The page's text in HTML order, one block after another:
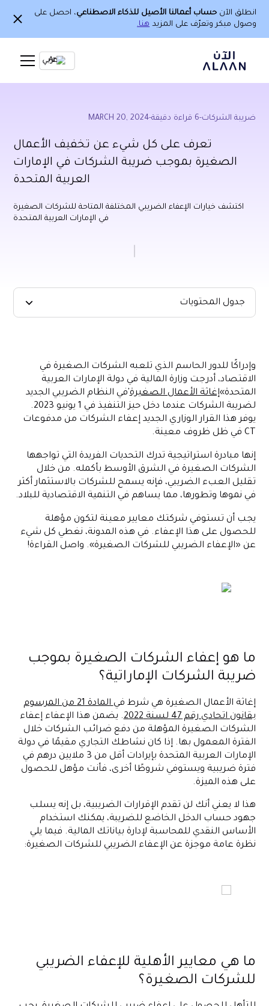
انطلق الآن حساب أعمالنا الأصيل للذكاء الاصطناعي، احصل على
وصول مبكر وتعرّف على المزيد هنا.
Ar
ضريبة الشركات-
6 قراءة دقيقة-
MARCH 20, 2024
تعرف على كل شيء عن تخفيف الأعمال
الصغيرة بموجب ضريبة الشركات في الإمارات
العربية المتحدة
اكتشف خيارات الإعفاء الضريبي المختلفة المتاحة للشركات الصغيرة
في الإمارات العربية المتحدة
جدول المحتويات
من هو غير مؤهل للحصول على إغاثة الأعمال الصغيرة؟
كيف تعمل إغاثة الأعمال الصغيرة؟
هل سيكون لإعفاء الأعمال الصغيرة أي آثار على تسجيل ضريبة
القيمة المضافة؟
تأثير تخفيف الأعمال الصغيرة على القواعد الضريبية للشركات الأخرى
متطلبات حفظ السجلات لإغاثة الأعمال الصغيرة
قم بتحويل الفواتير وإدارة الإيصالات إلى صيغة رقمية مع Alaan
وإدراكًا للدور الحاسم الذي تلعبه الشركات الصغيرة في
الاقتصاد، أدرجت وزارة المالية في دولة الإمارات العربية
المتحدة»إغاثة الأعمال الصغيرة'في النظام الضريبي الجديد
لضريبة الشركات عندما دخل حيز التنفيذ في 1 يونيو 2023.
يوفر هذا القرار الوزاري الجديد إعفاء الشركات من مدفوعات
CT في ظل ظروف معينة.
إنها مبادرة استراتيجية تدرك التحديات الفريدة التي تواجهها
الشركات الصغيرة في الشرق الأوسط بأكمله. من خلال
تقليل العبء الضريبي، فإنه يسمح للشركات بالاستثمار أكثر
في نموها وتطورها، مما يساهم في التنمية الاقتصادية للبلاد.
يجب أن تستوفي شركتك معايير معينة لتكون مؤهلة
للحصول على هذا الإعفاء. في هذه المدونة، نغطي كل شيء
عن «الإعفاء الضريبي للشركات الصغيرة». واصل القراءة!
ما هو إعفاء الشركات الصغيرة بموجب
ضريبة الشركات الإماراتية؟
إغاثة الأعمال الصغيرة هي شرط في
المادة 21 من المرسوم
بقانون اتحادي رقم 47 لسنة 2022
. يضمن هذا الإعفاء إعفاء
الشركات الصغيرة المؤهلة من دفع ضرائب الشركات خلال
الفترة المعمول بها. إذا كان نشاطك التجاري مقيمًا في دولة
الإمارات العربية المتحدة بإيرادات أقل من 3 ملايين درهم في
فترة ضريبية ويستوفي شروطًا أخرى، فأنت مؤهل للحصول
على هذه الميزة.
هذا لا يعني أنك لن تقدم الإقرارات الضريبية، بل إنه يسلب
جهود حساب الدخل الخاضع للضريبة، يمكنك استخدام
الأساس النقدي للمحاسبة لإدارة بياناتك المالية. فيما يلي
نظرة عامة موجزة عن الإعفاء الضريبي للشركات الصغيرة:
ما هي معايير الأهلية للإعفاء الضريبي
للشركات الصغيرة؟